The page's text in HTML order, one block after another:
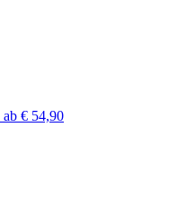
ab € 54,90